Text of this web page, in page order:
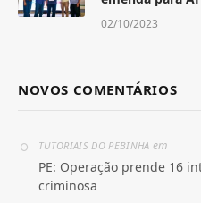
02/10/2023
NOVOS COMENTÁRIOS
TUTORIAIS DO PEBINHA em
PE: Operação prende 16
criminosa